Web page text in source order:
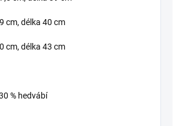
cm, délka 40 cm
cm, délka 43 cm
% hedvábí